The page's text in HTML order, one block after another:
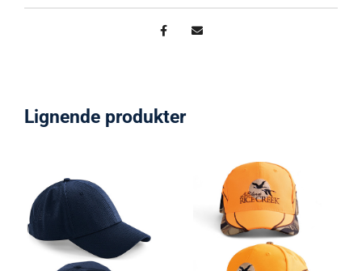
Lignende produkter